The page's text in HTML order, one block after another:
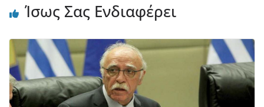
Ίσως Σας Ενδιαφέρει